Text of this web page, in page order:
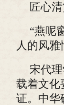
匠心
“燕呢
人的风
宋代
载着文化
证。中华